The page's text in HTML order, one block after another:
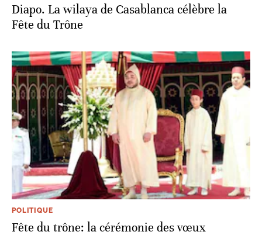
Diapo. La wilaya de Casablanca célèbre la
Fête du Trône
POLITIQUE
Fête du trône: la cérémonie des vœux